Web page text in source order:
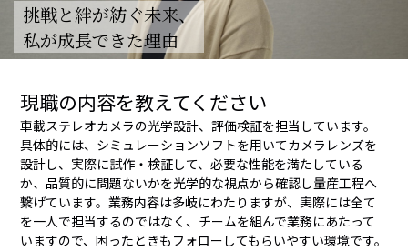
挑戦と絆が紡ぐ未来、
私が成長できた理由
現職の内容を教えてください
車載ステレオカメラの光学設計、評価検証を担当しています。
具体的には、シミュレーションソフトを用いてカメラレンズを
設計し、実際に試作・検証して、必要な性能を満たしている
か、品質的に問題ないかを光学的な視点から確認し量産工程へ
繋げています。業務内容は多岐にわたりますが、実際には全て
を一人で担当するのではなく、チームを組んで業務にあたって
いますので、困ったときもフォローしてもらいやすい環境です。